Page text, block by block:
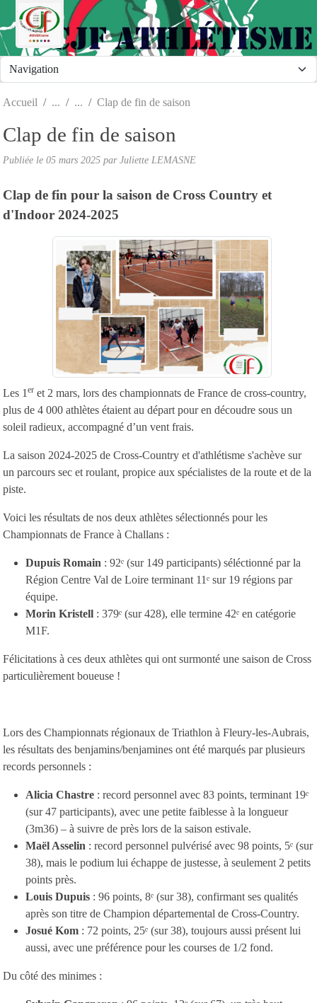
Accueil Clap de fin de saison
Clap de fin de saison
Publiée le 05 mars 2025 par Juliette LEMASNE
Clap de fin pour la saison de Cross Country et
d'Indoor 2024-2025
Les 1 er et 2 mars, lors des championnats de France de cross-country,
plus de 4 000 athlètes étaient au départ pour en découdre sous un
soleil radieux, accompagné d’un vent frais.
La saison 2024-2025 de Cross-Country et d'athlétisme s'achève sur
un parcours sec et roulant, propice aux spécialistes de la route et de la
piste.
Voici les résultats de nos deux athlètes sélectionnés pour les
Championnats de France à Challans :
Dupuis Romain : 92ᵉ (sur 149 participants) séléctionné par la
Région Centre Val de Loire terminant 11ᵉ sur 19 régions par
équipe.
Morin Kristell : 379ᵉ (sur 428), elle termine 42ᵉ en catégorie
M1F.
Félicitations à ces deux athlètes qui ont surmonté une saison de Cross
particulièrement boueuse !
Lors des Championnats régionaux de Triathlon à Fleury-les-Aubrais,
les résultats des benjamins/benjamines ont été marqués par plusieurs
records personnels :
Alicia Chastre : record personnel avec 83 points, terminant 19ᵉ
(sur 47 participants), avec une petite faiblesse à la longueur
(3m36) – à suivre de près lors de la saison estivale.
Maël Asselin : record personnel pulvérisé avec 98 points, 5ᵉ (sur
38), mais le podium lui échappe de justesse, à seulement 2 petits
points près.
Louis Dupuis : 96 points, 8ᵉ (sur 38), confirmant ses qualités
après son titre de Champion départemental de Cross-Country.
Josué Kom : 72 points, 25ᵉ (sur 38), toujours aussi présent lui
aussi, avec une préférence pour les courses de 1/2 fond.
Du côté des minimes :
Panneau de gestion des cookies